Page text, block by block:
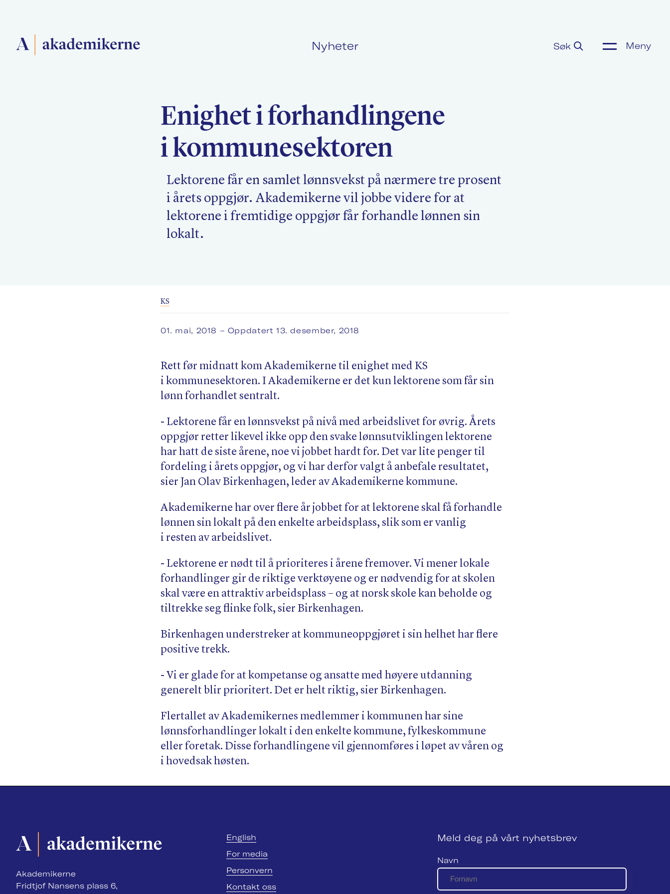
Nyheter Søk Meny
Medlemsforeninger Kurs og konferanser
Enighet i forhandlingene
i kommunesektoren
Lektorene får en samlet lønnsvekst på nærmere tre prosent
i årets oppgjør. Akademikerne vil jobbe videre for at
lektorene i fremtidige oppgjør får forhandle lønnen sin
lokalt.
KS
01. mai, 2018 – Oppdatert 13. desember, 2018
Rett før midnatt kom Akademikerne til enighet med KS
i kommunesektoren. I Akademikerne er det kun lektorene som får sin
lønn forhandlet sentralt.
- Lektorene får en lønnsvekst på nivå med arbeidslivet for øvrig. Årets
oppgjør retter likevel ikke opp den svake lønnsutviklingen lektorene
har hatt de siste årene, noe vi jobbet hardt for. Det var lite penger til
fordeling i årets oppgjør, og vi har derfor valgt å anbefale resultatet,
sier Jan Olav Birkenhagen, leder av Akademikerne kommune.
Akademikerne har over flere år jobbet for at lektorene skal få forhandle
lønnen sin lokalt på den enkelte arbeidsplass, slik som er vanlig
i resten av arbeidslivet.
- Lektorene er nødt til å prioriteres i årene fremover. Vi mener lokale
forhandlinger gir de riktige verktøyene og er nødvendig for at skolen
skal være en attraktiv arbeidsplass – og at norsk skole kan beholde og
tiltrekke seg flinke folk, sier Birkenhagen.
Birkenhagen understreker at kommuneoppgjøret i sin helhet har flere
positive trekk.
- Vi er glade for at kompetanse og ansatte med høyere utdanning
generelt blir prioritert. Det er helt riktig, sier Birkenhagen.
Flertallet av Akademikernes medlemmer i kommunen har sine
lønnsforhandlinger lokalt i den enkelte kommune, fylkeskommune
eller foretak. Disse forhandlingene vil gjennomføres i løpet av våren og
i hovedsak høsten.
Akademikerne
Fridtjof Nansens plass 6,
English
For media
Personvern
Kontakt oss
Meld deg på vårt nyhetsbrev
Navn